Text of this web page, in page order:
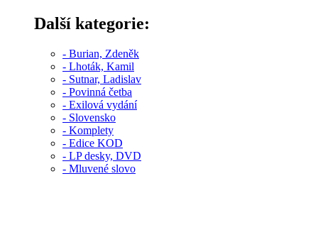
Další kategorie:
- Burian, Zdeněk
- Lhoták, Kamil
- Sutnar, Ladislav
- Povinná četba
- Exilová vydání
- Slovensko
- Komplety
- Edice KOD
- LP desky, DVD
- Mluvené slovo